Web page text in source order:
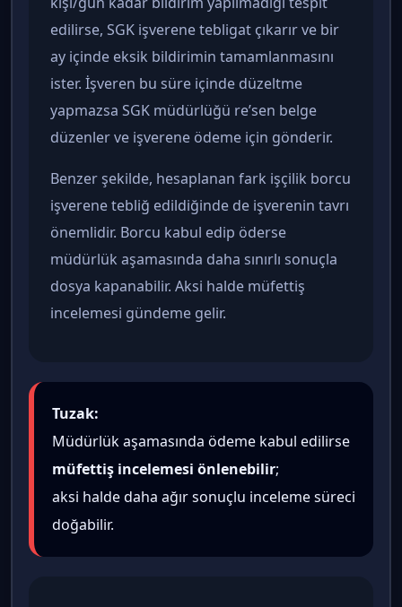
edilirse, SGK işverene tebligat çıkarır ve bir
ay içinde eksik bildirimin tamamlanmasını
ister. İşveren bu süre içinde düzeltme
yapmazsa SGK müdürlüğü re’sen belge
düzenler ve işverene ödeme için gönderir.
Benzer şekilde, hesaplanan fark işçilik borcu
işverene tebliğ edildiğinde de işverenin tavrı
önemlidir. Borcu kabul edip öderse
müdürlük aşamasında daha sınırlı sonuçla
dosya kapanabilir. Aksi halde müfettiş
incelemesi gündeme gelir.
Tuzak:
Müdürlük aşamasında ödeme kabul edilirse
müfettiş incelemesi önlenebilir;
aksi halde daha ağır sonuçlu inceleme süreci
doğabilir.